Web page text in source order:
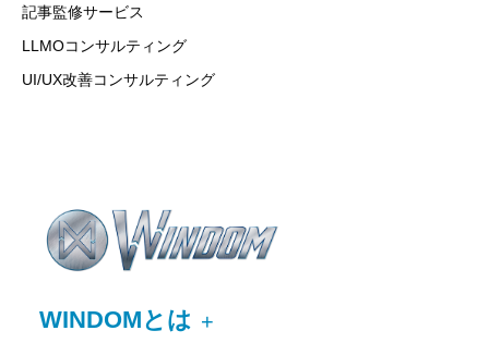
記事監修サービス
LLMOコンサルティング
UI/UX改善コンサルティング
WINDOMとは +